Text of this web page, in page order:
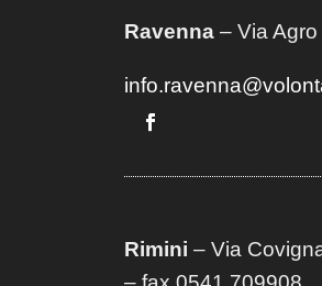
Ravenna– Via Agro
Rimini – Via